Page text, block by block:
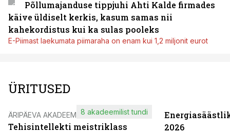
Põllumajanduse tippjuhi Ahti Kalde firmades
käive üldiselt kerkis, kasum samas nii
kahekordistus kui ka sulas pooleks
E-Piimast laekumata piimaraha on enam kui 1,2 miljonit eurot
ÜRITUSED
ÄRIPÄEVA AKADEEMIA
Tehisintellekti meistriklass
8 akadeemilist tundi
2026